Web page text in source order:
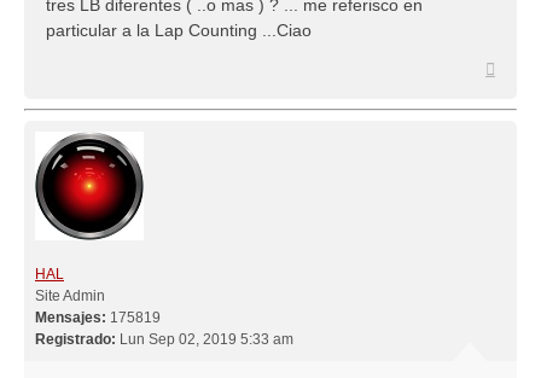
tres LB diferentes ( ..o mas ) ? ... me referisco en
particular a la Lap Counting ...Ciao
HAL
Site Admin
Mensajes: 175819
Registrado: Lun Sep 02, 2019 5:33 am